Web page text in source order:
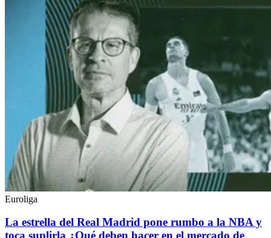
Euroliga
La estrella del Real Madrid pone rumbo a la NBA y